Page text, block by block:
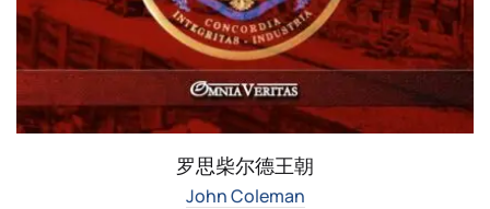
罗思柴尔德王朝
John Coleman